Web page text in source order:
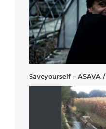
Saveyourself – ASAVA /